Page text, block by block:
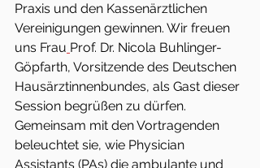
Praxis und den Kassenärztlichen
Vereinigungen gewinnen. Wir freuen
uns Frau Prof. Dr. Nicola Buhlinger-
Göpfarth, Vorsitzende des Deutschen
Hausärztinnenbundes, als Gast dieser
Session begrüßen zu dürfen.
Gemeinsam mit den Vortragenden
beleuchtet sie, wie Physician
Assistants (PAs) die ambulante und